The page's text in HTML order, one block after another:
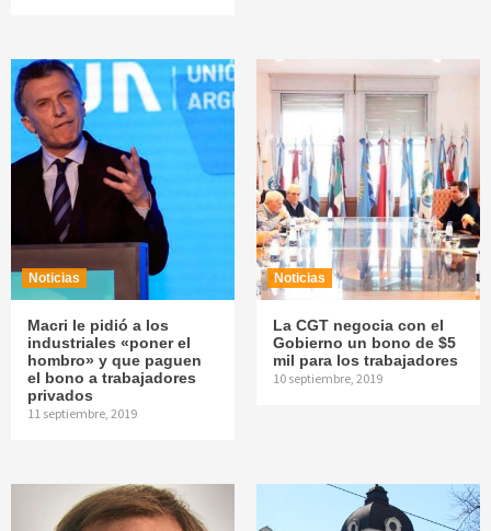
Noticias
Macri le pidió a los
industriales «poner el
hombro» y que paguen
el bono a trabajadores
privados
11 septiembre, 2019
Noticias
La CGT negocia con el
Gobierno un bono de $5
mil para los trabajadores
10 septiembre, 2019